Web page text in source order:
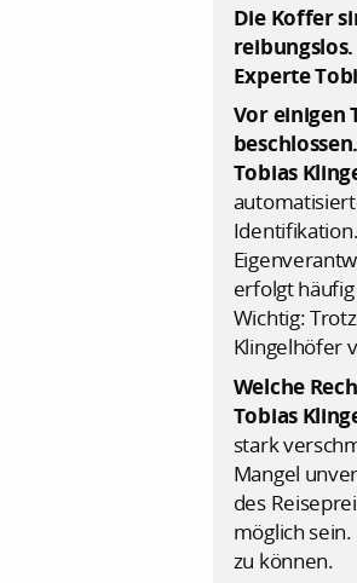
Die Koffer
Experte
Vor einigen
Tobias
erfolgt
Wichtig:
Klingelhöfer
Welche
Tobias
stark
Mangel
des
möglich
zu können.